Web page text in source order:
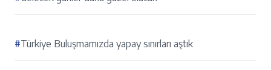
#Türkiye Buluşmamızda yapay sınırları aştık